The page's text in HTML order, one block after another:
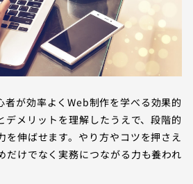
者が効率よくWeb制作を学べる効果的
デメリットを理解したうえで、段階的
を伸ばせます。やり方やコツを押さえ
だけでなく実務につながる力も養われ